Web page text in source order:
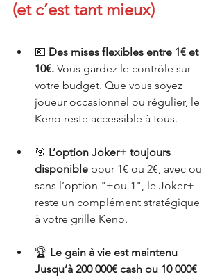
(et c’est tant mieux)
💶 Des mises flexibles entre 1€ et
10€. Vous gardez le contrôle sur
votre budget. Que vous soyez
joueur occasionnel ou régulier, le
Keno reste accessible à tous.
🎯 L’option Joker+ toujours
disponible pour 1€ ou 2€, avec ou
sans l’option "+ou-1", le Joker+
reste un complément stratégique
à votre grille Keno.
🏆 Le gain à vie est maintenu
Jusqu’à 200 000€ cash ou 10 000€